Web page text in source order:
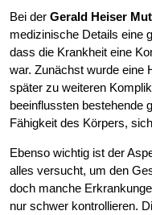
Bei der Gerald Heiser
medizinische Details eine
dass die Krankheit eine
war. Zunächst wurde eine
später zu weiteren
beeinflussten bestehende
Fähigkeit des Körpers,
Ebenso wichtig ist der
alles versucht, um den
doch manche
nur schwer kontrollieren.